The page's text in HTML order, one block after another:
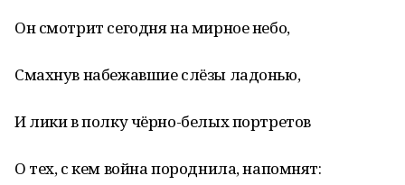
Он смотрит сегодня на мирное небо,
Смахнув набежавшие слёзы ладонью,
И лики в полку чёрно-белых портретов
О тех, с кем война породнила, напомнят: